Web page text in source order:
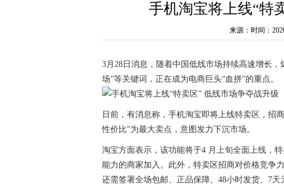
手机淘宝将上线“特
来源：时间：
3月28日消息，随着中国低线市场持续高速增长
场”等关键词，正在成为电商巨头“血拼”的重点。
日前，有消息称，手机淘宝即将上线特卖区，招
性价比”为最大卖点，意图发力下沉市场。
淘宝方面表示，该功能将于4 月上旬全面上线，
能力的商家加入。此外，特卖区招商对价格竞争
还需签署全场包邮、正品保障、48小时发货、7天